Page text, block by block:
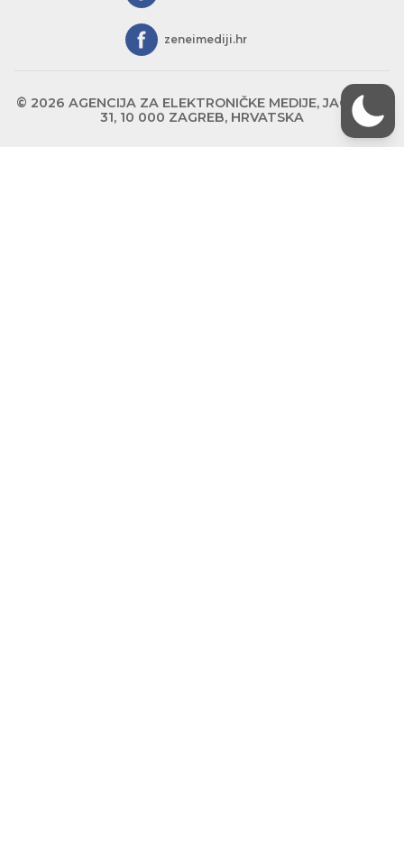
zeneimediji.hr
© 2026 AGENCIJA ZA ELEKTRONIČKE MEDIJE, JAGIĆEVA
31, 10 000 ZAGREB, HRVATSKA